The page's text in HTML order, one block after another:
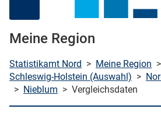
Meine Region
Statistikamt Nord > Meine Region >
Schleswig-Holstein (Auswahl) >
> Nieblum > Vergleichsdaten